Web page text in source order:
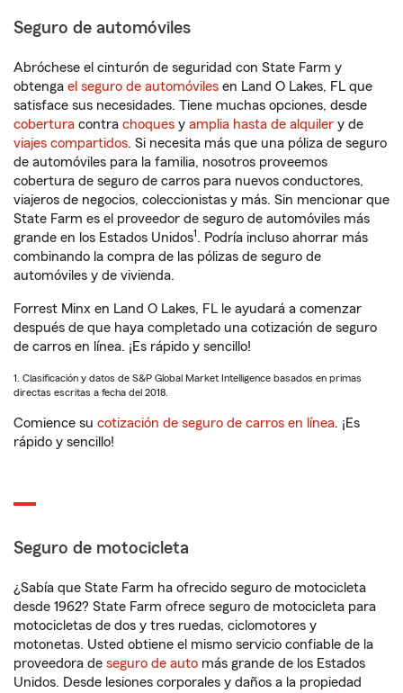
Seguro de automóviles
Abróchese el cinturón de seguridad con State Farm y
obtenga el seguro de automóviles en Land O Lakes, FL que
satisface sus necesidades. Tiene muchas opciones, desde
cobertura contra choques y amplia hasta de alquiler y de
viajes compartidos. Si necesita más que una póliza de seguro
de automóviles para la familia, nosotros proveemos
cobertura de seguro de carros para nuevos conductores,
viajeros de negocios, coleccionistas y más. Sin mencionar que
State Farm es el proveedor de seguro de automóviles más
grande en los Estados Unidos1 . Podría incluso ahorrar más
combinando la compra de las pólizas de seguro de
automóviles y de vivienda.
Forrest Minx en Land O Lakes, FL le ayudará a comenzar
después de que haya completado una cotización de seguro
de carros en línea. ¡Es rápido y sencillo!
1. Clasificación y datos de S&P Global Market Intelligence basados en primas
directas escritas a fecha del 2018.
Comience su cotización de seguro de carros en línea. ¡Es
rápido y sencillo!
Seguro de motocicleta
¿Sabía que State Farm ha ofrecido seguro de motocicleta
desde 1962? State Farm ofrece seguro de motocicleta para
motocicletas de dos y tres ruedas, ciclomotores y
motonetas. Usted obtiene el mismo servicio confiable de la
proveedora de seguro de auto más grande de los Estados
Unidos. Desde lesiones corporales y daños a la propiedad